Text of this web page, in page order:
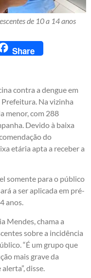
de 10 a 14 anos
Share
contra a dengue em
Na vizinha
menor, com 288
Devido à baixa
do
etária apta a receber a
somente para o público
a ser aplicada em pré-
anos.
Mendes, chama a
sobre a incidência
“É um grupo que
mais grave da
disse.